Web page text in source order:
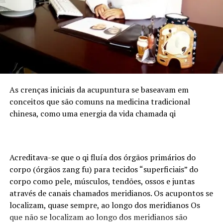
agronegócio nacional, com forte produção de grãos e
proteína animal, e concentra empresas, cooperativas e
instituições financeiras que demandam cada vez mais
profissionais com esse duplo repertório. O Sul
concentra atualmente 6.683 assessores de investimento
certificados pela ANCORD. É o segundo maior mercado
do país, representando 24,6% do total de profissionais.
Desde 2020, a região experimentou um crescimento de
145% na quantidade de assessores.
Pensando nesse mercado, foi lançada em julho de 2024
que conecta o mercado financeiro à realidade do campo.
Programação
A participação da ANCORD reforça a importância da
capacitação contínua em um mercado em constante
As crenças iniciais da acupuntura se baseavam em
conceitos que são comuns na medicina tradicional
chinesa, como uma energia da vida chamada qi
Acreditava-se que o qi fluía dos órgãos primários do
corpo (órgãos zang fu) para tecidos “superficiais” do
corpo como pele, músculos, tendões, ossos e juntas
através de canais chamados meridianos. Os acupontos se
localizam, quase sempre, ao longo dos meridianos Os
que não se localizam ao longo dos meridianos são